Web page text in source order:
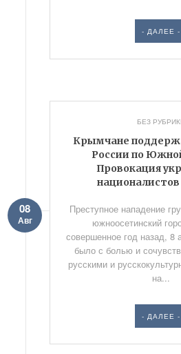
- ДАЛЕЕ -
БЕЗ
Крымчане
России по
Провокация
08
Авг
Преступное нападение
южноосетинский
совершенное год назад, 8
было с болью и
русскими и
на...
- ДАЛЕЕ -